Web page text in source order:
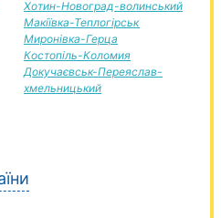
Хотин-Новоград-волинський
Макіївка-Теплогірськ
Миронівка-Герца
Костопіль-Коломия
Докучаєвськ-Переяслав-
хмельницький